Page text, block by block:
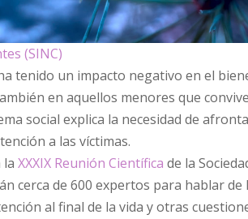
(SINC)
tenido un impacto negativo en el
en aquellos menores que
social explica la necesidad de
a las víctimas.
laXXXIX Reunión Científica de la
cerca de 600 expertos para hablar
al final de la vida y otras